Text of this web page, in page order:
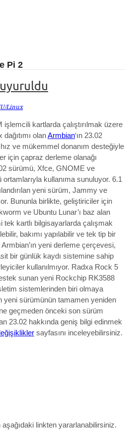
Pi 2
Linux
işlemcili kartlarda çalıştırılmak üzere
olanArmbian‘ın 23.02
ve mükemmel donanım desteğiyle
için çapraz derleme olanağı
sürümü, Xfce, GNOME ve
kullanıma sunuluyor. 6.1
yeni sürüm, Jammy ve
Bununla birlikte, geliştiriciler için
ve Ubuntu Lunar’ı baz alan
kartlı bilgisayarlarda çalışmak
bakımı yapılabilir ve tek tip bir
yeni derleme çerçevesi,
bir günlük kaydı sistemine sahip
kullanılmıyor. Radxa Rock 5
sunan yeni Rockchip RK3588
sistemlerinden biri olmaya
yeni sürümünün tamamen yeniden
geçmeden önceki son sürüm
23.02 hakkında geniş bilgi edinmek
sayfasını inceleyebilirsiniz.
linkten yararlanabilirsiniz.